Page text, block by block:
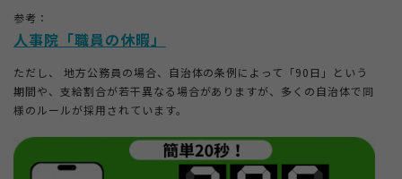
参考：
人事院「職員の休暇」
ただし、 地方公務員の場合、自治体の条例によって「90日」という
期間や、支給割合が若干異なる場合がありますが、多くの自治体で同
様のルールが採用されています。